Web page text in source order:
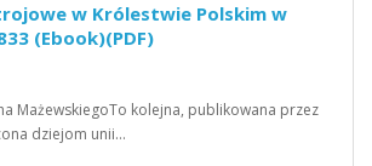
w Królestwie Polskim w
(Ebook)(PDF)
MażewskiegoTo kolejna, publikowana przez
dziejom unii…